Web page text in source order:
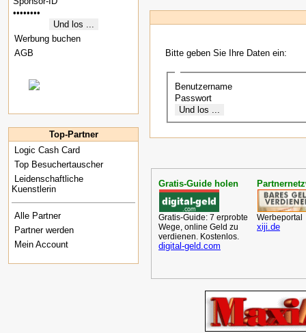
Werbung buchen
AGB
Top-Partner
Logic Cash Card
Top Besuchertauscher
Leidenschaftliche
Kuenstlerin
Alle Partner
Partner werden
Mein Account
Bitte geben Sie Ihre Daten ein:
Benutzername
Passwort
Gratis-Guide holen
Gratis-Guide: 7 erprobte
Wege, online Geld zu
verdienen. Kostenlos.
digital-geld.com
Werbeportal
xiji.de